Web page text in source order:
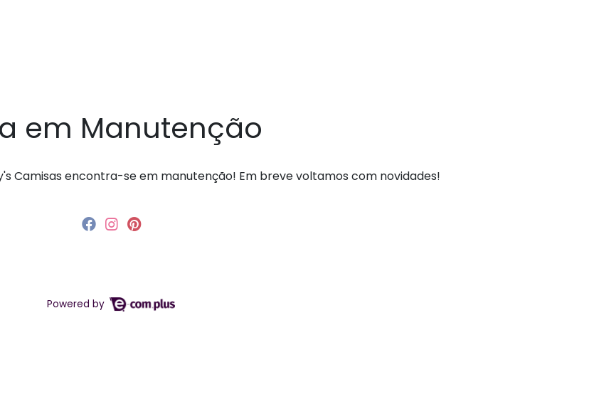
em Manutenção
Camisas encontra-se em manutenção! Em breve voltamos com novidades!
Powered by